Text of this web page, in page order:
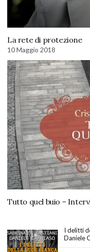
La rete di protezione
10 Maggio 2018
Tutto quel buio –
I delitti
Daniele